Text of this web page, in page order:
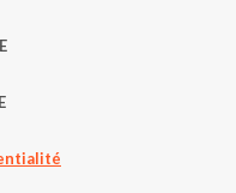
- Design &